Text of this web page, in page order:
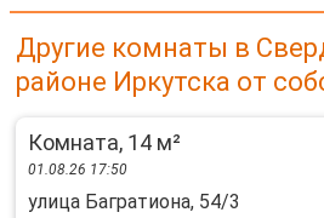
Другие комнаты в
районе Иркутска от
Комната, 14 м²
01.08.26 17:50
улица Багратиона, 54/3